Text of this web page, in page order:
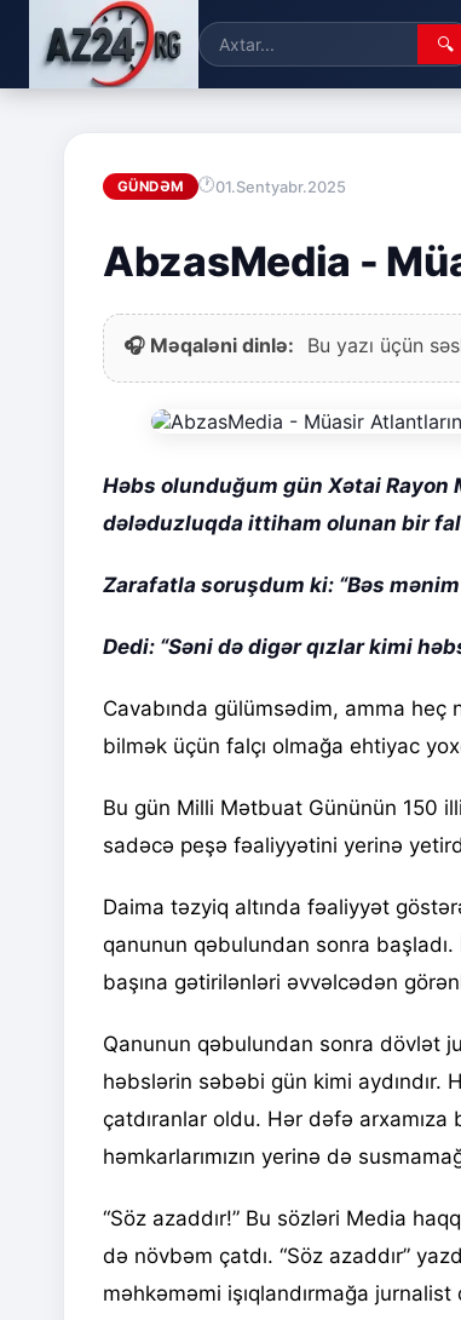
🔍
GÜNDƏM 01.Sentyabr.2025
AbzasMedia -
🎧 Məqaləni dinlə: Bu yazı üçün
Həbs olunduğum gün Xətai Rayon
dələduzluqda ittiham olunan bir
Zarafatla soruşdum ki: “Bəs
Dedi: “Səni də digər qızlar kimi
Cavabında gülümsədim, amma
bilmək üçün falçı olmağa ehtiyac
Bu gün Milli Mətbuat Gününün 150
sadəcə peşə fəaliyyətini yerinə
Daima təzyiq altında fəaliyyət
qanunun qəbulundan sonra
başına gətirilənləri əvvəlcədən
Qanunun qəbulundan sonra dövlət
həbslərin səbəbi gün kimi aydındır.
çatdıranlar oldu. Hər dəfə arxamıza
həmkarlarımızın yerinə də
“Söz azaddır!” Bu sözləri Media
də növbəm çatdı. “Söz azaddır”
məhkəməmi işıqlandırmağa